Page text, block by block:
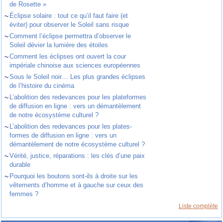
de Rosette »
~ Éclipse solaire : tout ce qu’il faut faire (et
éviter) pour observer le Soleil sans risque
~Comment l’éclipse permettra d’observer le
Soleil dévier la lumière des étoiles
~Comment les éclipses ont ouvert la cour
impériale chinoise aux sciences européennes
~Sous le Soleil noir… Les plus grandes éclipses
de l’histoire du cinéma
~ L’abolition des redevances pour les plateformes
de diffusion en ligne : vers un démantèlement
de notre écosystème culturel ?
~ L’abolition des redevances pour les plates-
formes de diffusion en ligne : vers un
démantèlement de notre écosystème culturel ?
~Vérité, justice, réparations : les clés d’une paix
durable
~ Pourquoi les boutons sont-ils à droite sur les
vêtements d’homme et à gauche sur ceux des
femmes ?
Liste complète